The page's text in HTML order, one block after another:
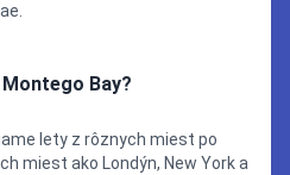
Bay?
lety z rôznych miest po
miest ako Londýn, New York a